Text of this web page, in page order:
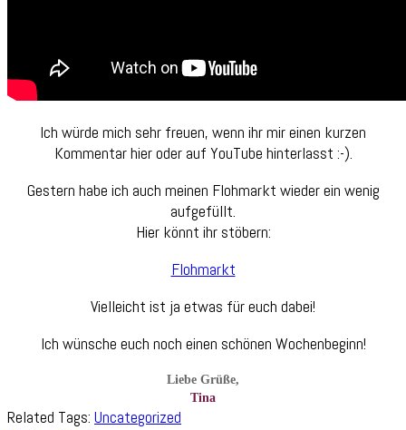
Ich würde mich sehr freuen, wenn ihr mir einen kurzen
Kommentar hier oder auf YouTube hinterlasst :-).
Gestern habe ich auch meinen Flohmarkt wieder ein wenig
aufgefüllt.
Hier könnt ihr stöbern:
Flohmarkt
Vielleicht ist ja etwas für euch dabei!
Ich wünsche euch noch einen schönen Wochenbeginn!
Liebe Grüße,
Tina
Related Tags: Uncategorized